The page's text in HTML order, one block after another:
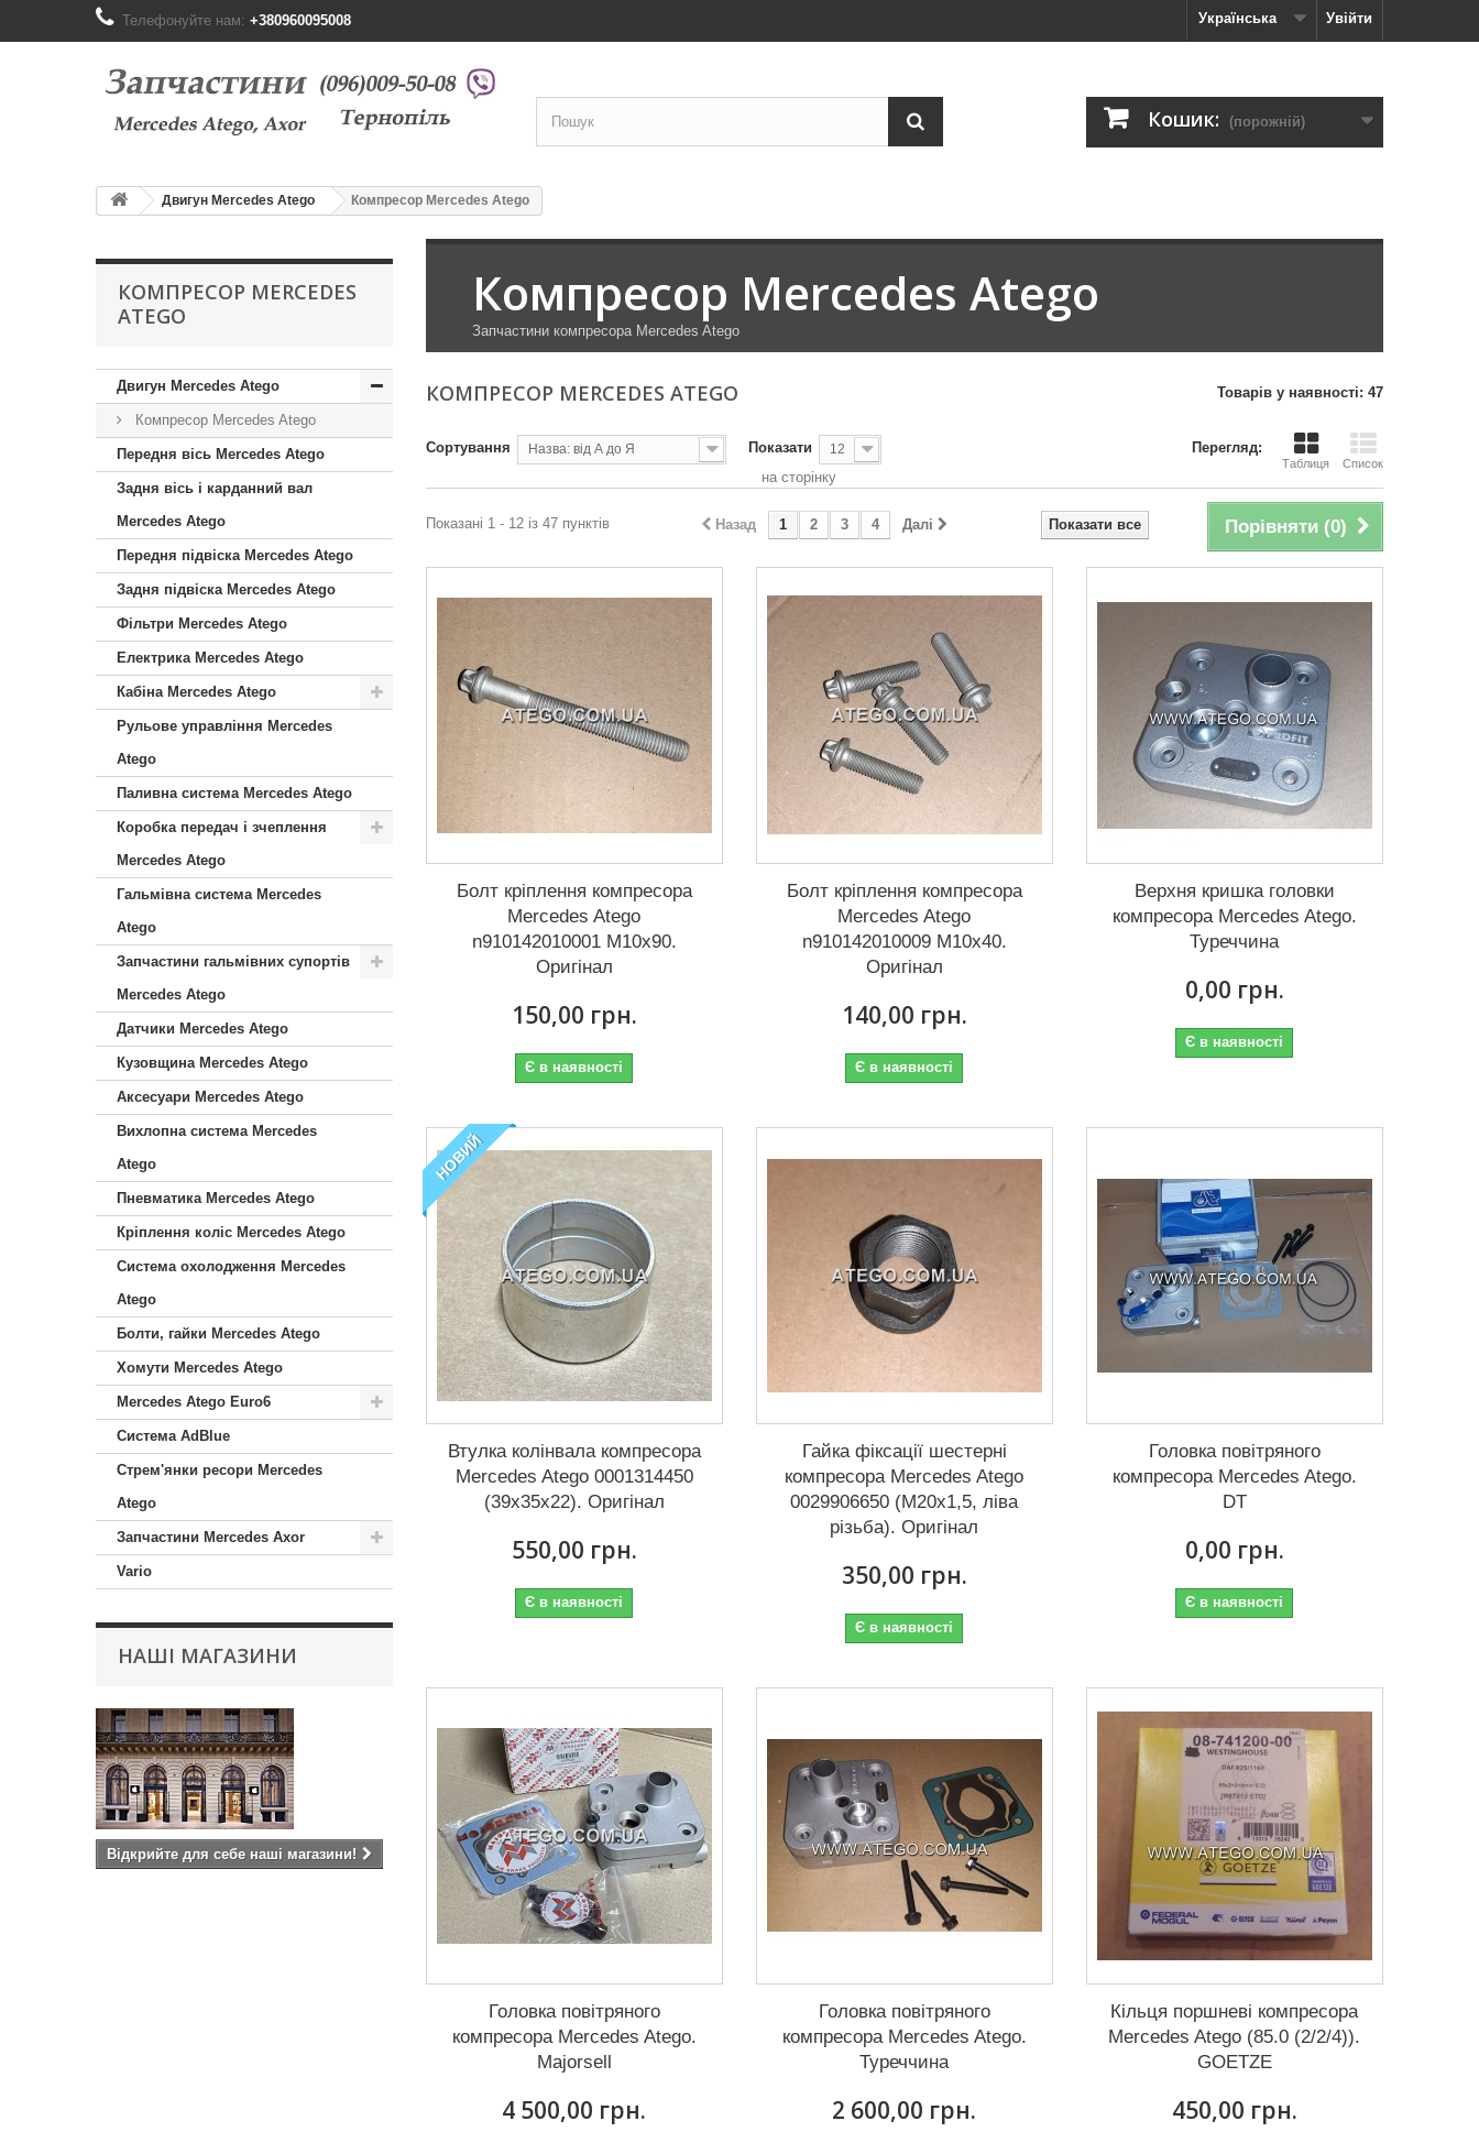
Увійти
Українська
Телефонуйте нам: +380960095008
Кошик: (порожній)
Двигун Mercedes Atego Компресор Mercedes Atego
КОМПРЕСОР MERCEDES
ATEGO
Двигун Mercedes Atego
Компресор Mercedes Atego
Передня вісь Mercedes Atego
Задня вісь і карданний вал
Mercedes Atego
Передня підвіска Mercedes Atego
Задня підвіска Mercedes Atego
Фільтри Mercedes Atego
Електрика Mercedes Atego
Кабіна Mercedes Atego
Рульове управління Mercedes
Atego
Паливна система Mercedes Atego
Коробка передач і зчеплення
Mercedes Atego
Гальмівна система Mercedes
Atego
Запчастини гальмівних супортів
Mercedes Atego
Датчики Mercedes Atego
Кузовщина Mercedes Atego
Аксесуари Mercedes Atego
Вихлопна система Mercedes
Atego
Пневматика Mercedes Atego
Кріплення коліс Mercedes Atego
Система охолодження Mercedes
Atego
Болти, гайки Mercedes Atego
Хомути Mercedes Atego
Mercedes Atego Euro6
Система AdBlue
Стрем'янки ресори Mercedes
Atego
Запчастини Mercedes Axor
Vario
НАШІ МАГАЗИНИ
Відкрийте для себе наші магазини!
Компресор Mercedes Atego
Запчастини компресора Mercedes Atego
КОМПРЕСОР MERCEDES ATEGO Товарів у наявності: 47
Перегляд:
Таблиця Список
Сортування Назва: від А до Я Показати 12
на сторінку
Порівняти (0)
Показати все
Назад 1 2 3 4 Далі
Показані 1 - 12 із 47 пунктів
Болт кріплення компресора
Mercedes Atego
n910142010001 M10x90.
Оригінал
150,00 грн.
Є в наявності
Болт кріплення компресора
Mercedes Atego
n910142010009 M10x40.
Оригінал
140,00 грн.
Є в наявності
Верхня кришка головки
компресора Mercedes Atego.
Туреччина
0,00 грн.
Є в наявності
НОВИЙ
Втулка колінвала компресора
Mercedes Atego 0001314450
(39x35x22). Оригінал
550,00 грн.
Є в наявності
Гайка фіксації шестерні
компресора Mercedes Atego
0029906650 (M20x1,5, ліва
різьба). Оригінал
350,00 грн.
Є в наявності
Головка повітряного
компресора Mercedes Atego.
DT
0,00 грн.
Є в наявності
Головка повітряного
компресора Mercedes Atego.
Majorsell
4 500,00 грн.
Головка повітряного
компресора Mercedes Atego.
Туреччина
2 600,00 грн.
Кільця поршневі компресора
Mercedes Atego (85.0 (2/2/4)).
GOETZE
450,00 грн.